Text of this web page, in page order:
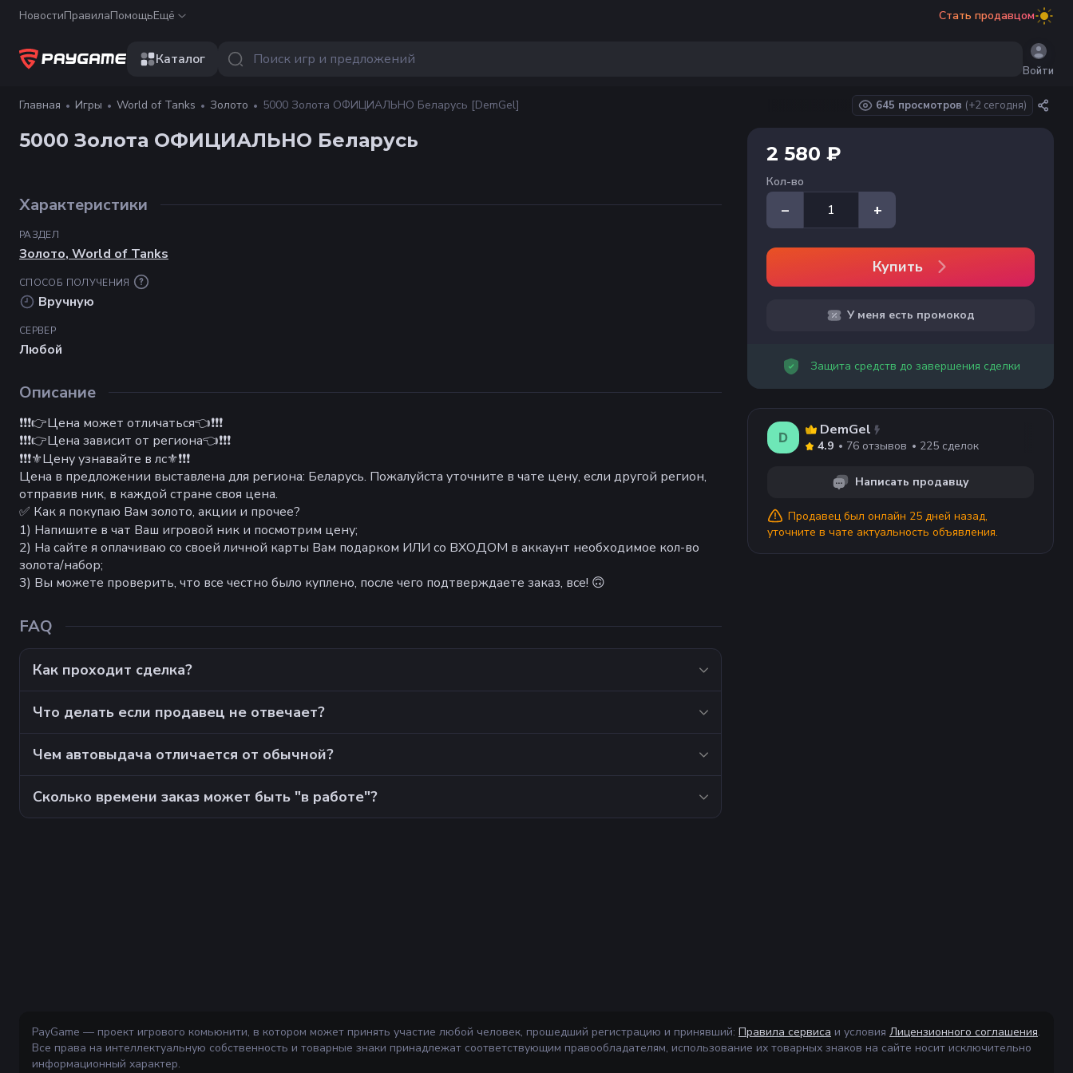
НовостиПравилаПомощьЕщё Стать продавцом
Каталог
Войти
Главная Игры World of Tanks Золото 5000 Золота ОФИЦИАЛЬНО Беларусь [DemGel] 645 просмотров (+2сегодня)
5000 Золота ОФИЦИАЛЬНО Беларусь
Характеристики
РАЗДЕЛ
Золото, World of Tanks
СПОСОБ ПОЛУЧЕНИЯ
Вручную
СЕРВЕР
Любой
Описание
❗❗❗👉Цена может отличаться👈❗❗❗
❗❗❗👉Цена зависит от региона👈❗❗❗
❗❗❗⚜️Цену узнавайте в лс⚜️❗❗❗
Цена в предложении выставлена для региона: Беларусь. Пожалуйста уточните в чате цену, если другой регион,
отправив ник, в каждой стране своя цена.
✅ Как я покупаю Вам золото, акции и прочее?
1) Напишите в чат Ваш игровой ник и посмотрим цену;
2) На сайте я оплачиваю со своей личной карты Вам подарком ИЛИ со ВХОДОМ в аккаунт необходимое кол-во
золота/набор;
3) Вы можете проверить, что все честно было куплено, после чего подтверждаете заказ, все! 🙃
FAQ
Как проходит сделка?
Что делать если продавец не отвечает?
Чем автовыдача отличается от обычной?
Сколько времени заказ может быть "в работе"?
2 580 ₽
Кол-во
– +
Купить
У меня есть промокод
Защита средств до завершения сделки
D DemGel
4.9 76 отзывов 225 сделок
Написать продавцу
Продавец был онлайн 25 дней назад,
уточните в чате актуальность объявления.
PayGame — проект игрового комьюнити, в котором может принять участие любой человек, прошедший регистрацию и принявший: Правила сервиса и условия Лицензионного соглашения.
Все права на интеллектуальную собственность и товарные знаки принадлежат соответствующим правообладателям, использование их товарных знаков на сайте носит исключительно
информационный характер.